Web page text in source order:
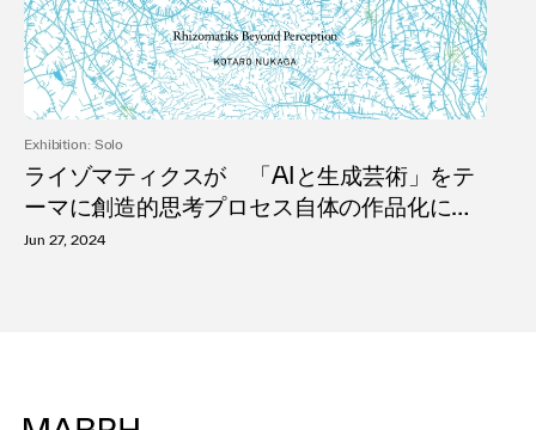
Exhibition: Solo
ライゾマティクスが 「AIと生成芸術」をテ
ーマに創造的思考プロセス自体の作品化に挑
む展覧会「Rhizomatiks Beyond Perceptio
Jun 27, 2024